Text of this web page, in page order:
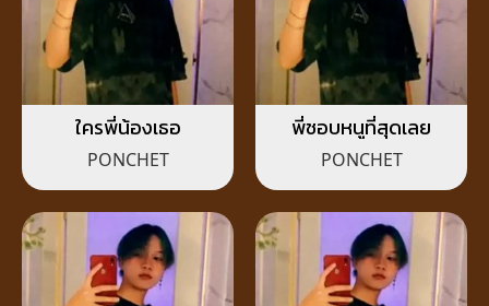
ใครพี่น้องเธอ
PONCHET
พี่ชอบหนูที่สุดเลย
PONCHET